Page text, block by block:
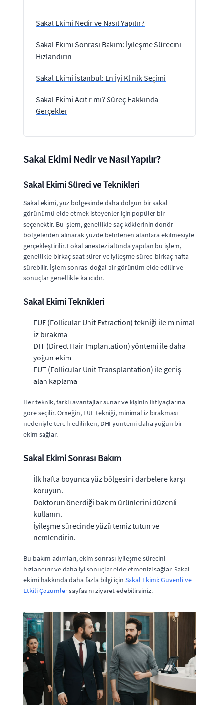
Sakal Ekimi Nedir ve Nasıl Yapılır?
Sakal Ekimi Sonrası Bakım: İyileşme Sürecini
Hızlandırın
Sakal Ekimi İstanbul: En İyi Klinik Seçimi
Sakal Ekimi Acıtır mı? Süreç Hakkında
Gerçekler
Sakal Ekimi Nedir ve Nasıl Yapılır?
Sakal Ekimi Süreci ve Teknikleri
Sakal ekimi, yüz bölgesinde daha dolgun bir sakal
görünümü elde etmek isteyenler için popüler bir
seçenektir. Bu işlem, genellikle saç köklerinin donör
bölgelerden alınarak yüzde belirlenen alanlara ekilmesiyle
gerçekleştirilir. Lokal anestezi altında yapılan bu işlem,
genellikle birkaç saat sürer ve iyileşme süreci birkaç hafta
sürebilir. İşlem sonrası doğal bir görünüm elde edilir ve
sonuçlar genellikle kalıcıdır.
Sakal Ekimi Teknikleri
FUE (Follicular Unit Extraction) tekniği ile minimal
iz bırakma
DHI (Direct Hair Implantation) yöntemi ile daha
yoğun ekim
FUT (Follicular Unit Transplantation) ile geniş
alan kaplama
Her teknik, farklı avantajlar sunar ve kişinin ihtiyaçlarına
göre seçilir. Örneğin, FUE tekniği, minimal iz bırakması
nedeniyle tercih edilirken, DHI yöntemi daha yoğun bir
ekim sağlar.
Sakal Ekimi Sonrası Bakım
İlk hafta boyunca yüz bölgesini darbelere karşı
koruyun.
Doktorun önerdiği bakım ürünlerini düzenli
kullanın.
İyileşme sürecinde yüzü temiz tutun ve
nemlendirin.
Bu bakım adımları, ekim sonrası iyileşme sürecini
hızlandırır ve daha iyi sonuçlar elde etmenizi sağlar. Sakal
ekimi hakkında daha fazla bilgi için Sakal Ekimi: Güvenli ve
Etkili Çözümlersayfasını ziyaret edebilirsiniz.